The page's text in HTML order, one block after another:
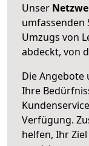
Unser
umfassenden
Umzugs von
abdeckt, von
Die Angebote
Ihre
Verfügung.
helfen, Ihr Ziel